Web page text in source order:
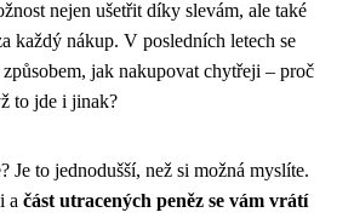
nejen ušetřit díky slevám, ale také
každý nákup. V posledních letech se
jak nakupovat chytřeji – proč
to jde i jinak?
Je to jednodušší, než si možná myslíte.
a část utracených peněz se vám vrátí